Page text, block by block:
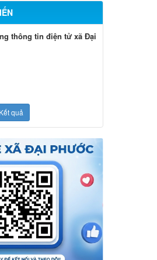
thông tin điện tử xã Đại